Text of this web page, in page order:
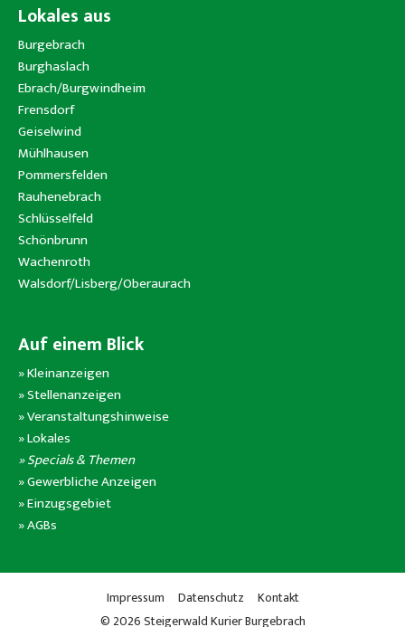
Lokales aus
Burgebrach
Burghaslach
Ebrach/Burgwindheim
Frensdorf
Geiselwind
Mühlhausen
Pommersfelden
Rauhenebrach
Schlüsselfeld
Schönbrunn
Wachenroth
Walsdorf/Lisberg/Oberaurach
Auf einem Blick
»Kleinanzeigen
»Stellenanzeigen
»Veranstaltungshinweise
»Lokales
» Specials & Themen
»Gewerbliche Anzeigen
»Einzugsgebiet
»AGBs
Impressum Datenschutz
Kontakt
© 2026 Steigerwald Kurier Burgebrach